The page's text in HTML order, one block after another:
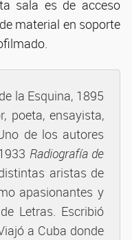
sala es de acceso
material en soporte
la Esquina, 1895
poeta, ensayista,
de los autores
Radiografía de
aristas de
apasionantes y
Letras. Escribió
a Cuba donde